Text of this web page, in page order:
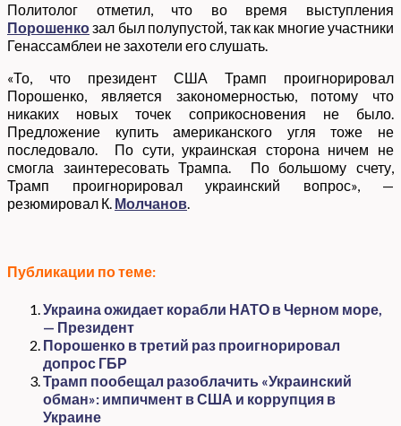
Политолог отметил, что во время выступления
Порошенкозал был полупустой, так как многие участники
Генассамблеи не захотели его слушать.
«То, что президент США Трамп проигнорировал
Порошенко, является закономерностью, потому что
никаких новых точек соприкосновения не было.
Предложение купить американского угля тоже не
последовало. По сути, украинская сторона ничем не
смогла заинтересовать Трампа. По большому счету,
Трамп проигнорировал украинский вопрос», —
резюмировал К. Молчанов.
Публикации по теме:
Украина ожидает корабли НАТО в Черном море,
— Президент
Порошенко в третий раз проигнорировал
допрос ГБР
Трамп пообещал разоблачить «Украинский
обман»: импичмент в США и коррупция в
Украине